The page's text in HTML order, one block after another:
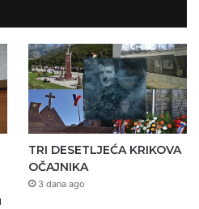
TRI DESETLJEĆA KRIKOVA
OČAJNIKA
3 dana ago